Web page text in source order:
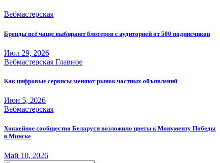
Вебмастерская
Бренды всё чаще выбирают блогеров с аудиторией от 500 подписчиков
Июл 29, 2026
Вебмастерская Главное
Как цифровые сервисы меняют рынок частных объявлений
Июн 5, 2026
Вебмастерская
Хоккейное сообщество Беларуси возложило цветы к Монументу Победы
в Минске
Май 10, 2026